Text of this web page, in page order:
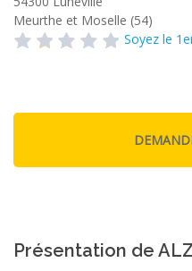
Meurthe et Moselle (54)
Soyez le
Présentation de